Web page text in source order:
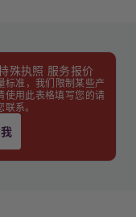
殊执照 服务报价
标准，我们限制某些产
使用此表格填写您的请
系。